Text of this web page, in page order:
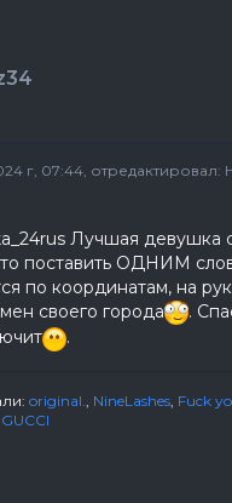
г, 07:44, отредактировал:
Лучшая девушка
поставить ОДНИМ
по координатам, на
своего города
.
.
original. NineLashes Fuck
GUCCI